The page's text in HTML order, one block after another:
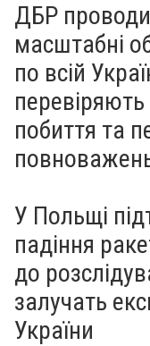
всіх ракет
ДБР
масштабні
по всій
побиття та
У Польщі
падіння
до
залучать
України